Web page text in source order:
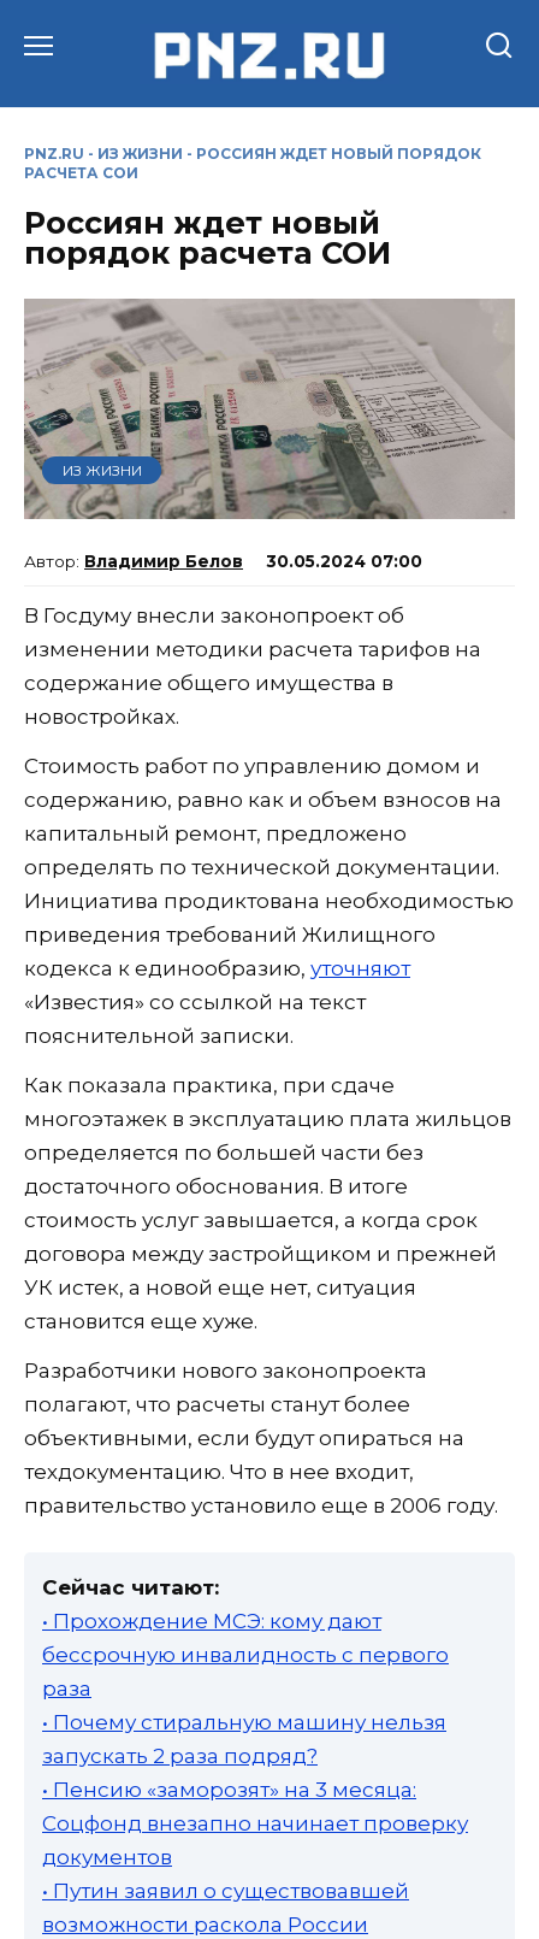
PNZ.RU - ИЗ ЖИЗНИ - РОССИЯН ЖДЕТ НОВЫЙ ПОРЯДОК
РАСЧЕТА СОИ
Россиян ждет новый
порядок расчета СОИ
ИЗ ЖИЗНИ
Владимир Белов 30.05.2024 07:00
В Госдуму внесли законопроект об
изменении методики расчета тарифов на
содержание общего имущества в
новостройках.
Стоимость работ по управлению домом и
содержанию, равно как и объем взносов на
капитальный ремонт, предложено
определять по технической документации.
Инициатива продиктована необходимостью
приведения требований Жилищного
кодекса к единообразию, уточняют
«Известия» со ссылкой на текст
пояснительной записки.
Как показала практика, при сдаче
многоэтажек в эксплуатацию плата жильцов
определяется по большей части без
достаточного обоснования. В итоге
стоимость услуг завышается, а когда срок
договора между застройщиком и прежней
УК истек, а новой еще нет, ситуация
становится еще хуже.
Разработчики нового законопроекта
полагают, что расчеты станут более
объективными, если будут опираться на
техдокументацию. Что в нее входит,
правительство установило еще в 2006 году.
Сейчас читают:
• Прохождение МСЭ: кому дают
бессрочную инвалидность с первого
раза
• Почему стиральную машину нельзя
запускать 2 раза подряд?
• Пенсию «заморозят» на 3 месяца:
Соцфонд внезапно начинает проверку
документов
• Путин заявил о существовавшей
возможности раскола России